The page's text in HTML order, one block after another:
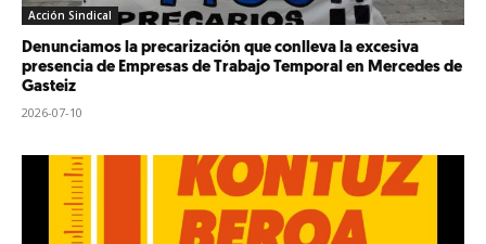
Acción Sindical
Denunciamos la precarización que conlleva la excesiva
presencia de Empresas de Trabajo Temporal en Mercedes de
Gasteiz
2026-07-10